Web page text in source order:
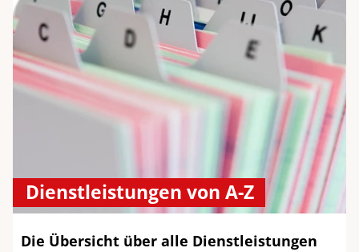
Dienstleistungen von A-Z
Die Übersicht über alle Dienstleistungen